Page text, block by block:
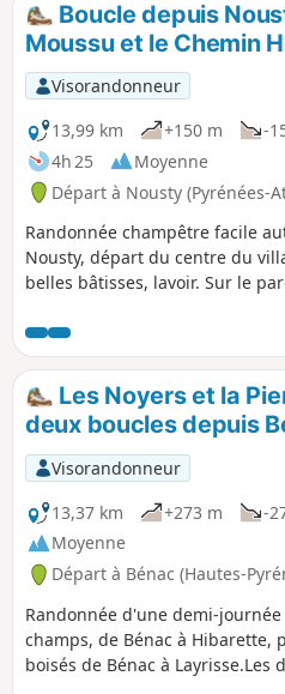
de la Montjoie et descendre
regagner enfin Tarbes par le
Boucle depuis
Moussu et le Chemin
Visorandonneur
13,99 km
+150 m
-
4h 25
Moyenne
Départ à Nousty (Pyrénées-
Randonnée champêtre facile
Nousty, départ du centre du
belles bâtisses, lavoir. Sur le
locale, cette fontaine procurant
bonne pour la santé selon les
IV s'y abreuvait lorsqu'il se
Coarraze selon la légende.
après le point coté 419 sur le
IV. Le retour dans les champs
franchissement de gués
supplémentaire à la sortie.
Les Noyers et la
deux boucles depuis
Visorandonneur
13,37 km
+273 m -
Moyenne
Départ à Bénac (Hautes-
Randonnée d'une demi-
champs, de Bénac à Hibarette,
boisés de Bénac à Layrisse.Les